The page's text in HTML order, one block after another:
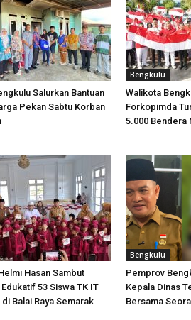
Salurkan Bantuan
Pekan Sabtu Korban
Bengkulu
Walikota
Forkopimda
5.000 Bendera
Hasan Sambut
53 Siswa TK IT
Balai Raya Semarak
Bengkulu
Pemprov
Kepala Dinas
Bersama